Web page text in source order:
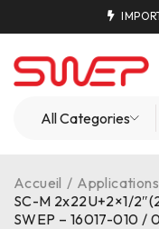
Accueil / Applications
SC-M 2x22U+2×1/
SWEP – 16017-010 /